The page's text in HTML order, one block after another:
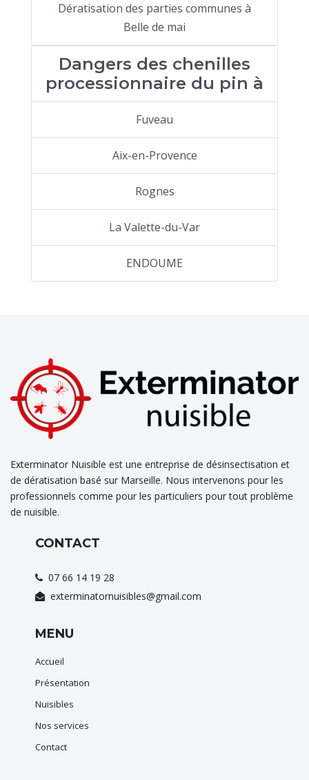
Dératisation des parties communes à
Belle de mai
Dangers des chenilles
processionnaire du pin à
Fuveau
Aix-en-Provence
Rognes
La Valette-du-Var
ENDOUME
Exterminator Nuisible est une entreprise de désinsectisation et
de dératisation basé sur Marseille. Nous intervenons pour les
professionnels comme pour les particuliers pour tout problème
de nuisible.
CONTACT
07 66 14 19 28
exterminatornuisibles@gmail.com
MENU
Accueil
Présentation
Nuisibles
Nos services
Contact